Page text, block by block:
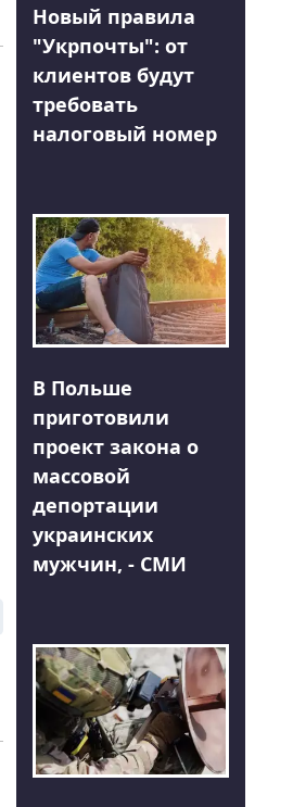
Новый правила
"Укрпочты": от
клиентов будут
требовать
налоговый номер
В Польше
приготовили
проект закона о
массовой
депортации
украинских
мужчин, - СМИ